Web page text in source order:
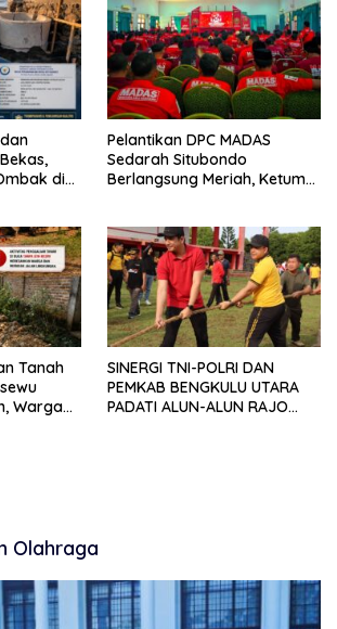
di
Pelantikan DPC MADAS
Sedarah Situbondo
Berlangsung Meriah, Ketum
Masyarakat
Tanah
Warga
SINERGI TNI-POLRI DAN
PEMKAB BENGKULU UTARA
PADATI ALUN-ALUN RAJO
Olahraga